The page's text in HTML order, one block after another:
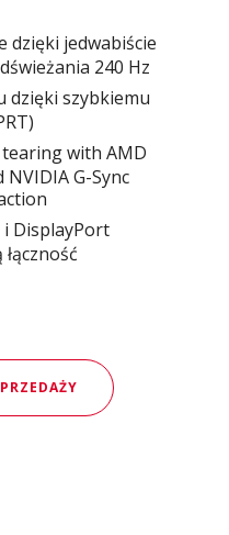
dzięki jedwabiście
240 Hz
dzięki szybkiemu
with AMD
G-Sync
i DisplayPort